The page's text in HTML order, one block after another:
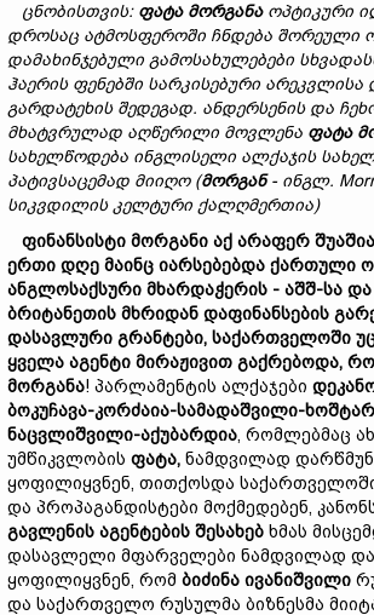
ცნობისთვის: ფატა მორგანა ოპტიკური
დროსაც ატმოსფეროში ჩნდება შორეული
დამახინჯებული გამოსახულებები
ჰაერის ფენებში სარკისებური არეკვლისა
გარდატეხის შედეგად. ანდერსენის და
მხატვრულად აღწერილი მოვლენა ფატა
სახელწოდება ინგლისელი ალქაჯის
პატივსაცემად მიიღო (მორგან- ინგლ.
სიკვდილის კელტური ქალღმერთია)
ფინანსისტი მორგანი აქ არაფერ
ერთი დღე მაინც იარსებებდა ქართული
ანგლოსაქსური მხარდაჭერის - აშშ-სა და
ბრიტანეთის მხრიდან დაფინანსების
დასავლური გრანტები, საქართველოში
ყველა აგენტი მირაჟივით გაქრებოდა,
მორგანა! პარლამენტის ალქაჯები
ბოკუჩავა-კორძაია-სამადაშვილი-
ნაცვლიშვილი-აქუბარდია, რომლებმაც
უმწიკვლობის ფატა, ნამდვილად
ყოფილიყვნენ, თითქოსდა
და პროპაგანდისტები მოქმედებენ,
გავლენის აგენტების შესახებ ხმას
დასავლელი მფარველები ნამდვილად
ყოფილიყვნენ, რომ ბიძინა ივანიშვილი
და საქართველო რუსულმა ბიზნესმა